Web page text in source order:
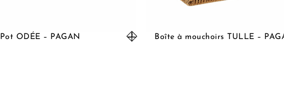
Pot ODÉE – PAGAN Boîte à mouchoirs TULLE –